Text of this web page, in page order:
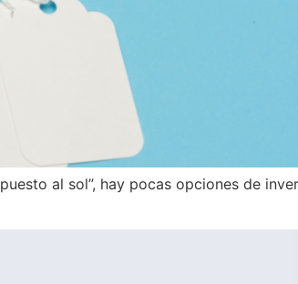
al sol”, hay pocas opciones de